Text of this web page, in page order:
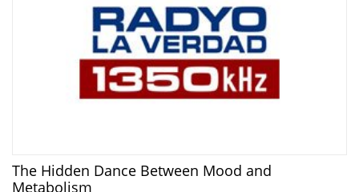
The Hidden Dance Between Mood and
Metabolism